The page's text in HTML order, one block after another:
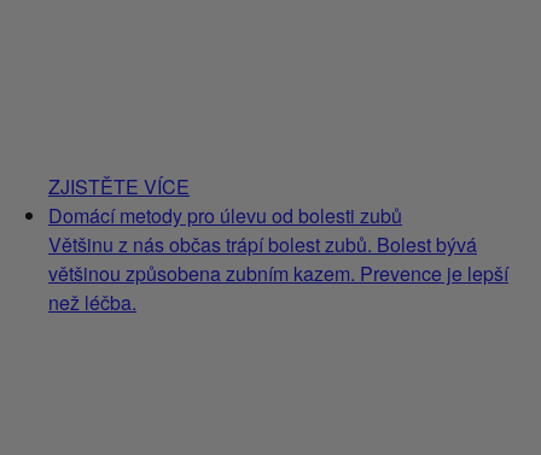
ZJISTĚTE VÍCE
Domácí metody pro úlevu od bolesti zubů
Většinu z nás občas trápí bolest zubů. Bolest bývá
většinou způsobena zubním kazem. Prevence je lepší
než léčba.